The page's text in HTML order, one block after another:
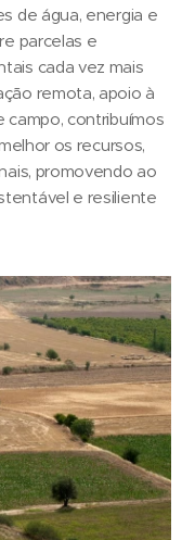
de água, energia e
parcelas e
cada vez mais
remota, apoio à
campo, contribuímos
os recursos,
promovendo ao
e resiliente